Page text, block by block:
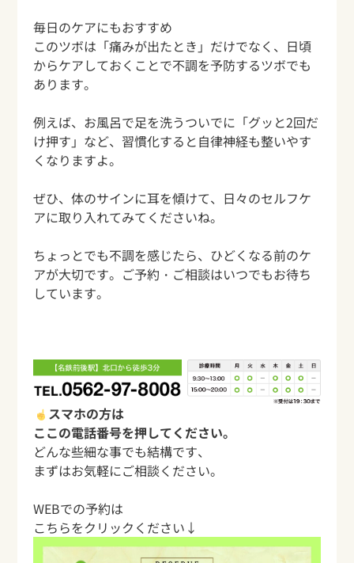
毎日のケアにもおすすめ
このツボは「痛みが出たとき」だけでなく、日頃
からケアしておくことで不調を予防するツボでも
あります。
例えば、お風呂で足を洗うついでに「グッと2回だ
け押す」など、習慣化すると自律神経も整いやす
くなりますよ。
ぜひ、体のサインに耳を傾けて、日々のセルフケ
アに取り入れてみてくださいね。
ちょっとでも不調を感じたら、ひどくなる前のケ
アが大切です。ご予約・ご相談はいつでもお待ち
しています。
スマホの方は
ここの電話番号を押してください。
どんな些細な事でも結構です、
まずはお気軽にご相談ください。
WEBでの予約は
こちらをクリックください↓